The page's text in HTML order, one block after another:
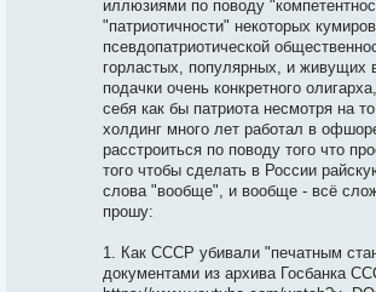
иллюзиями по поводу
"патриотичности" некоторых кумиров
псевдопатриотической
горластых, популярных, и живущих
подачки очень конкретного
себя как бы патриота несмотря на
холдинг много лет работал в
расстроиться по поводу того что
того чтобы сделать в России
слова "вообще", и вообще - всё
прошу:
1. Как СССР убивали "печатным
документами из архива Госбанка